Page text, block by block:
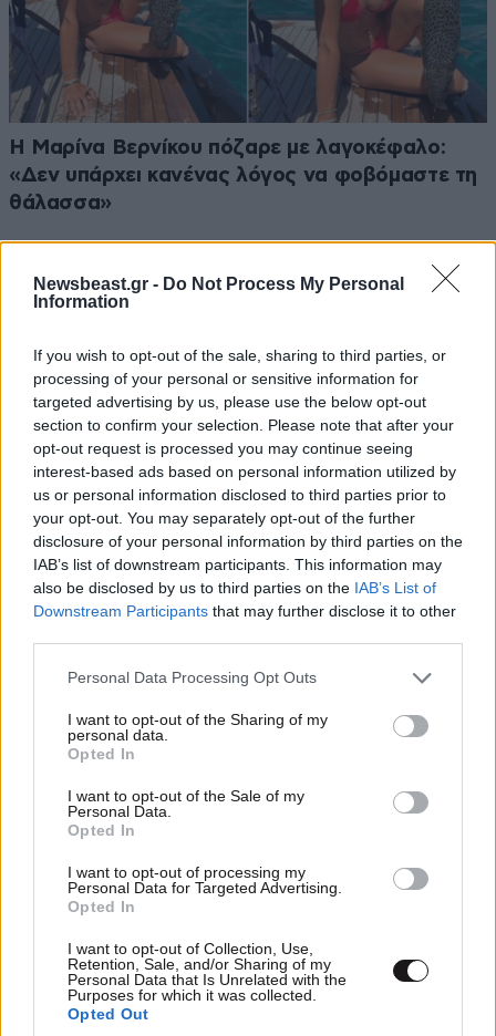
Newsbeast.gr - Do Not Process My Personal
Information
If you wish to opt-out of the sale, sharing to third parties, or
processing of your personal or sensitive information for
targeted advertising by us, please use the below opt-out
section to confirm your selection. Please note that after your
opt-out request is processed you may continue seeing
interest-based ads based on personal information utilized by
us or personal information disclosed to third parties prior to
your opt-out. You may separately opt-out of the further
disclosure of your personal information by third parties on the
IAB’s list of downstream participants. This information may
also be disclosed by us to third parties on the IAB’s List of
Downstream Participants that may further disclose it to other
Please note that this website/app uses one or more Google
not limited to your visit or usage behaviour. You may click to
grant or deny consent to Google and its third-party tags to
use your data for below specified purposes in below Google
consent section.
Personal Data Processing Opt Outs
I want to opt-out of the Sharing of my
personal data.
Opted In
I want to opt-out of the Sale of my
Personal Data.
Opted In
I want to opt-out of processing my
Personal Data for Targeted Advertising.
Opted In
I want to opt-out of Collection, Use,
Retention, Sale, and/or Sharing of my
Personal Data that Is Unrelated with the
Purposes for which it was collected.
Opted Out
Η Μαρίνα Βερνίκου πόζαρε με λαγοκέφαλο:
«Δεν υπάρχει κανένας λόγος να φοβόμαστε τη
θάλασσα»
Αποστολία Ζώη για την απώλεια της μητέρας
της από καρκίνο: «Μόλις κατάλαβε τι έχει,
έφυγε»
Το τατουάζ της Παναγίας στο στήθος του γιου